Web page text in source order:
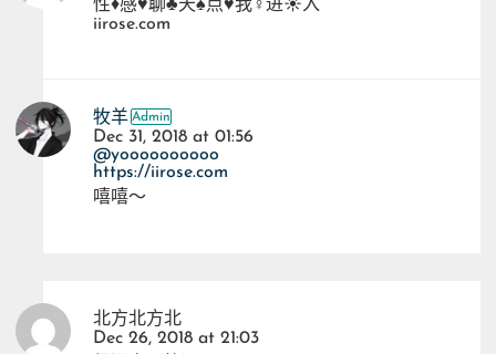
性♦感♥聊♣天♠点♥我♀进☀入
iirose.com
牧羊
Dec 31, 2018 at 01:56
@yoooooooooo
https://iirose.com
嘻嘻～
北方北方北
Dec 26, 2018 at 21:03